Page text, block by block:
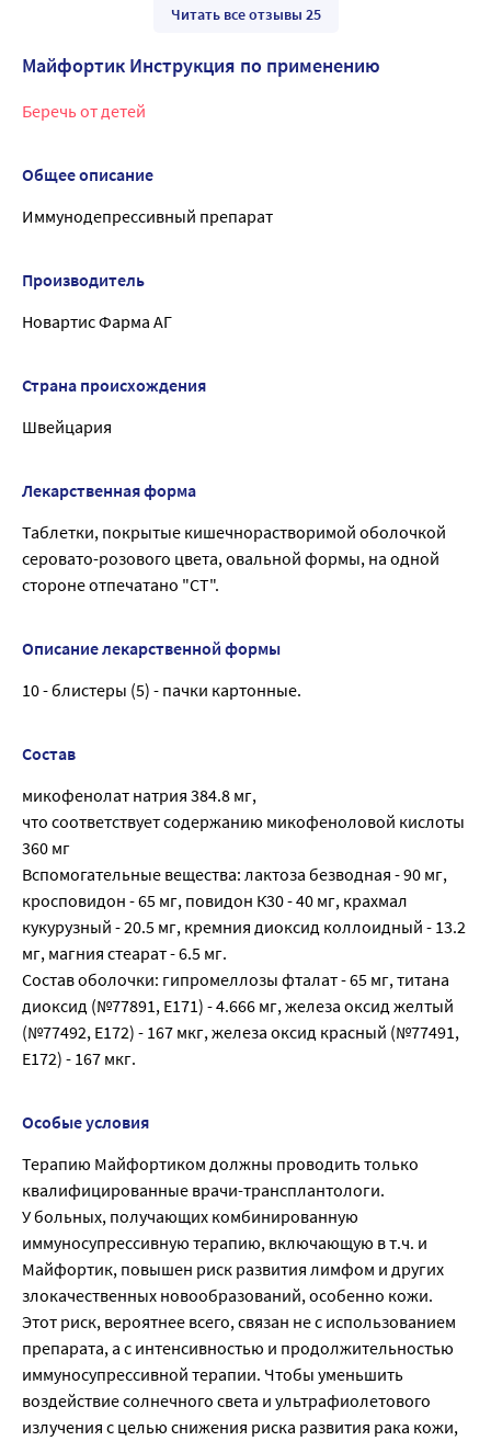
Читать все отзывы 25
Майфортик Инструкция по применению
Беречь от детей
Общее описание
Иммунодепрессивный препарат
Производитель
Новартис Фарма АГ
Страна происхождения
Швейцария
Лекарственная форма
Таблетки, покрытые кишечнорастворимой оболочкой
серовато-розового цвета, овальной формы, на одной
стороне отпечатано "СТ".
Описание лекарственной формы
10 - блистеры (5) - пачки картонные.
Состав
микофенолат натрия 384.8 мг,
что соответствует содержанию микофеноловой кислоты
360 мг
Вспомогательные вещества: лактоза безводная - 90 мг,
кросповидон - 65 мг, повидон К30 - 40 мг, крахмал
кукурузный - 20.5 мг, кремния диоксид коллоидный - 13.2
мг, магния стеарат - 6.5 мг.
Состав оболочки: гипромеллозы фталат - 65 мг, титана
диоксид (№77891, E171) - 4.666 мг, железа оксид желтый
(№77492, E172) - 167 мкг, железа оксид красный (№77491,
E172) - 167 мкг.
Особые условия
Терапию Майфортиком должны проводить только
квалифицированные врачи-трансплантологи.
У больных, получающих комбинированную
иммуносупрессивную терапию, включающую в т.ч. и
Майфортик, повышен риск развития лимфом и других
злокачественных новообразований, особенно кожи.
Этот риск, вероятнее всего, связан не с использованием
препарата, а с интенсивностью и продолжительностью
иммуносупрессивной терапии. Чтобы уменьшить
воздействие солнечного света и ультрафиолетового
излучения с целью снижения риска развития рака кожи,